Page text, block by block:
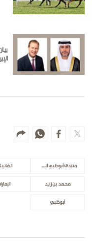
منتدى أبوظبي للسلم
محمد بن زايد
أبوظبي